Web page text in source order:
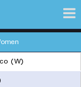
(W)